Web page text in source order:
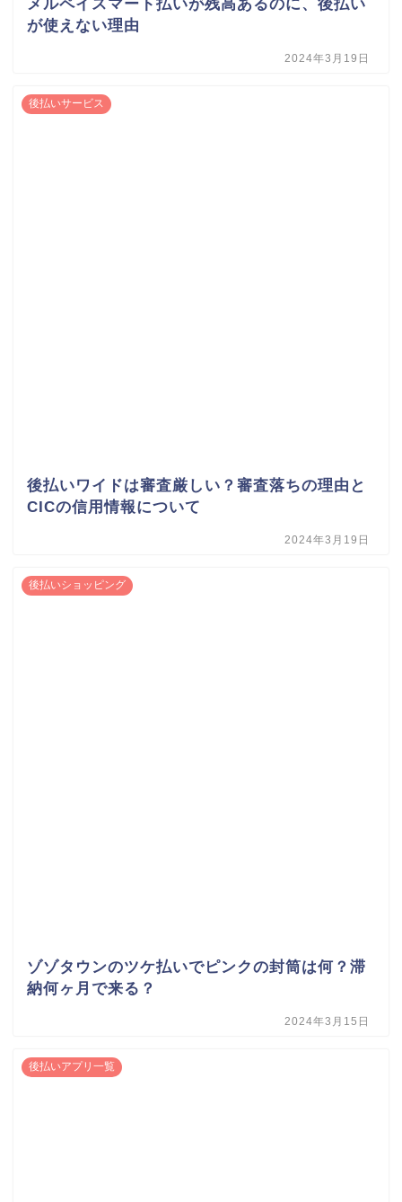
メルペイスマート払いが残高あるのに、後払い
が使えない理由
2024年3月19日
後払いサービス
後払いワイドは審査厳しい？審査落ちの理由と
CICの信用情報について
2024年3月19日
後払いショッピング
ゾゾタウンのツケ払いでピンクの封筒は何？滞
納何ヶ月で来る？
2024年3月15日
後払いアプリ一覧